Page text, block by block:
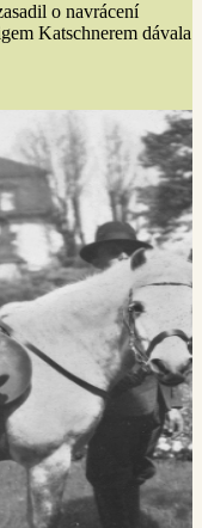
o navrácení
Katschnerem dávala